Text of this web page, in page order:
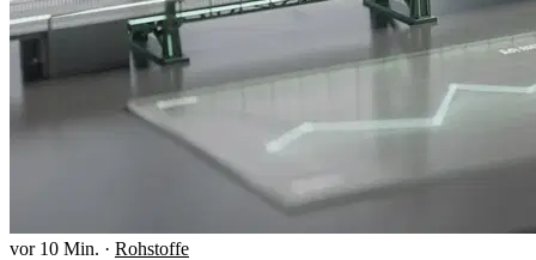
vor 10 Min. · Rohstoffe